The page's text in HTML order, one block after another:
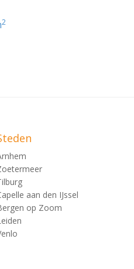
2
aan den IJssel
op Zoom